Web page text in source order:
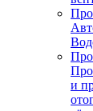
и